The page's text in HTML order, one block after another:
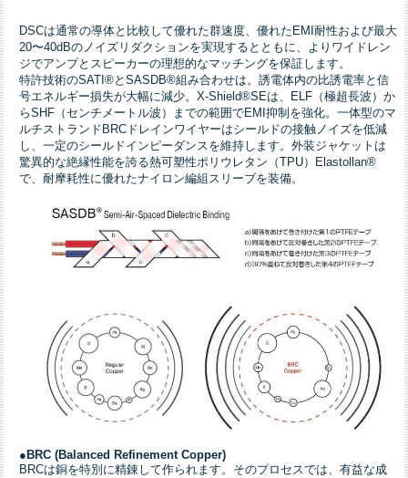
DSCは通常の導体と比較して優れた群速度、優れたEMI耐性および最大
20〜40dBのノイズリダクションを実現するとともに、よりワイドレン
ジでアンプとスピーカーの理想的なマッチングを保証します。
特許技術のSATI®とSASDB®組み合わせは。誘電体内の比誘電率と信
号エネルギー損失が大幅に減少。X-Shield®SEは、ELF（極超長波）か
らSHF（センチメートル波）までの範囲でEMI抑制を強化。一体型のマ
ルチストランドBRCドレインワイヤーはシールドの接触ノイズを低減
し、一定のシールドインピーダンスを維持します。外装ジャケットは
驚異的な絶縁性能を誇る熱可塑性ポリウレタン（TPU）Elastollan®
で、耐摩耗性に優れたナイロン編組スリーブを装備。
●BRC (Balanced Refinement Copper)
BRCは銅を特別に精錬して作られます。そのプロセスでは、有益な成